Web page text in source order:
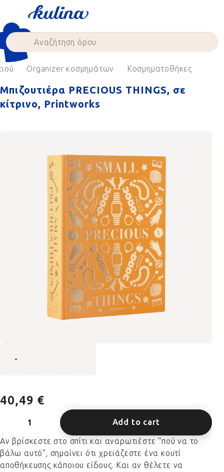
content
Organizer κοσμημάτων Κοσμηματοθήκες
Μπιζουτιέρα PRECIOUS THINGS, σε
κίτρινο, Printworks
40,49 €
Add to cart
Αν βρίσκεστε στο σπίτι και αναρωτιέστε "πού να το
βάλω αυτό", σημαίνει ότι χρειάζεστε ένα κουτί
αποθήκευσης κάποιου είδους. Και αν θέλετε να